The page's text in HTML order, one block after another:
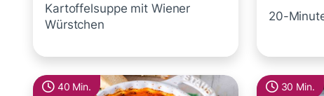
Kartoffelsuppe mit Wiener
Würstchen
20-
40 Min. 30 Min.